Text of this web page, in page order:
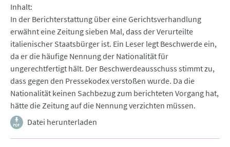
Inhalt
In der Berichterstattung über eine Gerichtsverhandlung
erwähnt eine Zeitung sieben Mal, dass der Verurteilte
italienischer Staatsbürger ist. Ein Leser legt Beschwerde ein,
da er die häufige Nennung der Nationalität für
ungerechtfertigt hält. Der Beschwerdeausschuss stimmt zu,
dass gegen den Pressekodex verstoßen wurde. Da die
Nationalität keinen Sachbezug zum berichteten Vorgang hat,
hätte die Zeitung auf die Nennung verzichten müssen.
Datei herunterladen